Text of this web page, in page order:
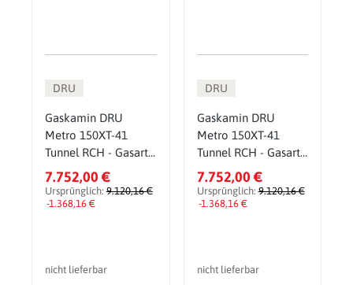
DRU
Gaskamin DRU
Metro 150XT-41
Tunnel RCH - Gasart:
Erdgas G20 (H/E) -
Glasscheibe: ohne
CV-Glas - PowerVent
7.752,00 €
Ursprünglich: 9.120,16 €
-1.368,16 €
nicht lieferbar
DRU
Gaskamin DRU
Metro 150XT-41
Tunnel RCH - Gasart:
Erdgas G25 (L/LL) -
Glasscheibe: ohne
CV-Glas - PowerVent
7.752,00 €
Ursprünglich:9.120,16 €
-1.368,16 €
nicht lieferbar